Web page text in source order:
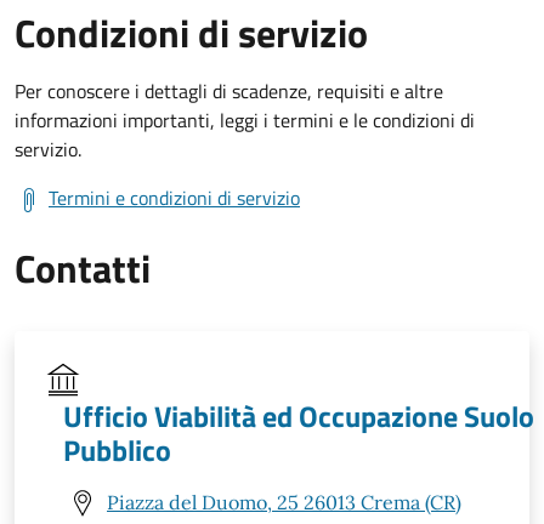
Condizioni di servizio
Per conoscere i dettagli di scadenze, requisiti e altre
informazioni importanti, leggi i termini e le condizioni di
servizio.
Termini e condizioni di servizio
Contatti
Ufficio Viabilità ed Occupazione Suolo
Pubblico
Piazza del Duomo, 25 26013 Crema (CR)